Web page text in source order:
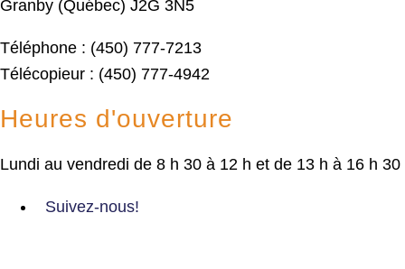
Granby (Québec) J2G 3N5
Téléphone : (450) 777-7213
Télécopieur : (450) 777-4942
Heures d'ouverture
Lundi au vendredi de 8 h 30 à 12 h et de 13 h à 16 h 30
Suivez-nous!